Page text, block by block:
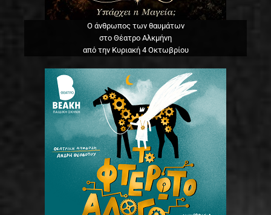
Ο άνθρωπος των θαυμάτων
στο Θέατρο Αλκμήνη
από την Κυριακή 4 Οκτωβρίου